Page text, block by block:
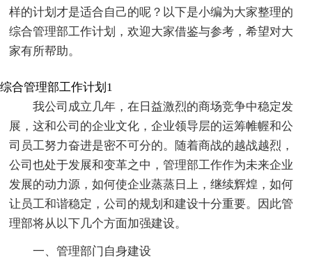
样的计划才是适合自己的呢？以下是小编为大家整理的
综合管理部工作计划，欢迎大家借鉴与参考，希望对大
家有所帮助。
综合管理部工作计划1
我公司成立几年，在日益激烈的商场竞争中稳定发
展，这和公司的企业文化，企业领导层的运筹帷幄和公
司员工努力奋进是密不可分的。随着商战的越战越烈，
公司也处于发展和变革之中，管理部工作作为未来企业
发展的动力源，如何使企业蒸蒸日上，继续辉煌，如何
让员工和谐稳定，公司的规划和建设十分重要。因此管
理部将从以下几个方面加强建设。
一、管理部门自身建设